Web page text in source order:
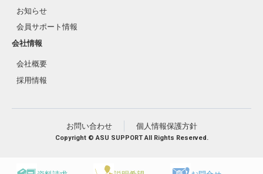
お知らせ
会員サポート情報
会社情報
会社概要
採用情報
お問い合わせ 個人情報保護方針
Copyright © ASU SUPPORT All Rights Reserved.